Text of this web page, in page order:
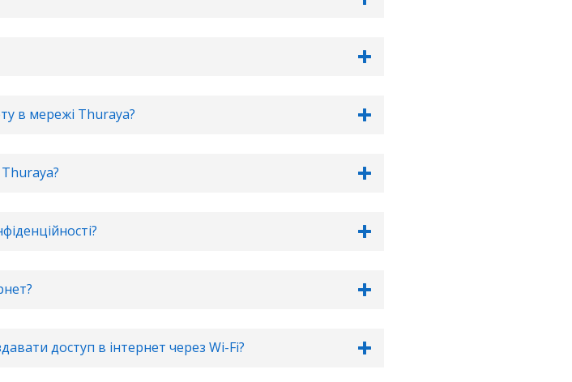
в мережі Thuraya?
доступ в інтернет через Wi-Fi?